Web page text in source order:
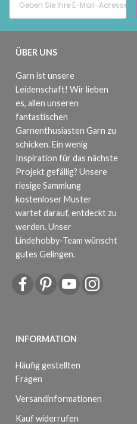
ÜBER UNS
Garn ist unsere
Leidenschaft! Wir lieben
es, allen unseren
fantastischen
Garnenthusiasten Garn zu
schicken. Ein wenig
Inspiration für das nächste
Projekt gefällig? Unsere
riesige Sammlung
kostenloser Muster
wartet darauf, entdeckt zu
werden. Unser
Lindehobby-Team wünscht
gutes Gelingen.
INFORMATION
Häufig gestellten
Fragen
Versandinformationen
Kauf widerrufen